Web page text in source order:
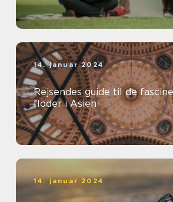
14. januar 2024
Rejsendes guide til de
floder i Asien
14. januar 2024